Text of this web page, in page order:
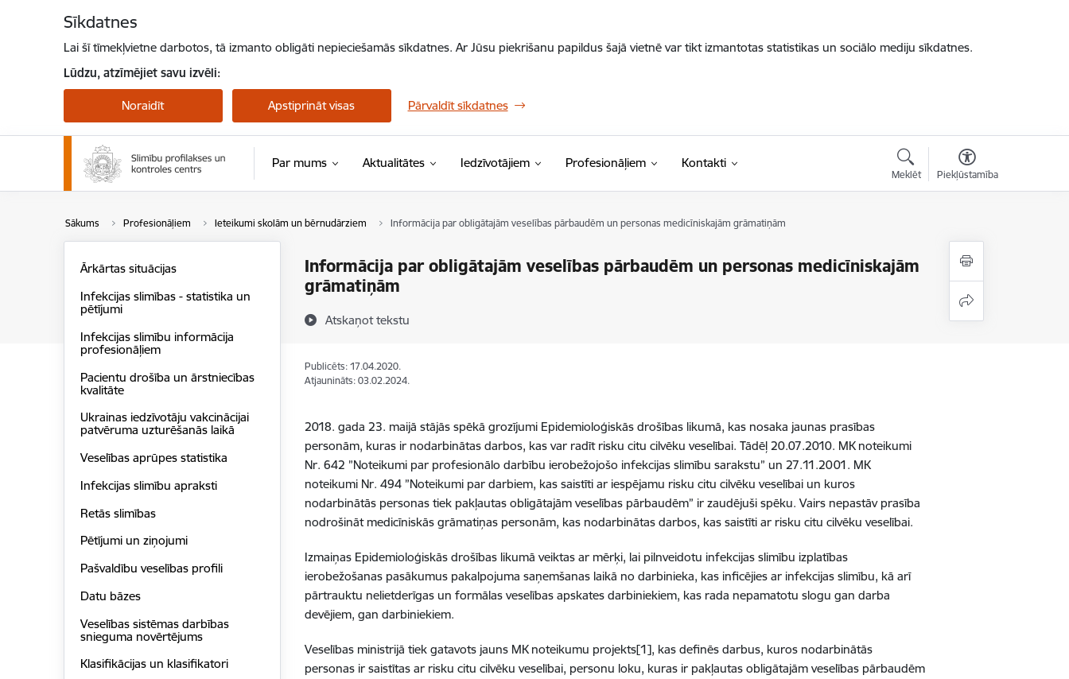
Sīkdatnes
Lai šī tīmekļvietne darbotos, tā izmanto obligāti nepieciešamās sīkdatnes. Ar Jūsu piekrišanu papildus šajā vietnē var tikt izmantotas statistikas un sociālo mediju sīkdatnes.
Lūdzu, atzīmējiet savu izvēli:
Noraidīt Apstiprināt visas Pārvaldīt sīkdatnes
Par mums Aktualitātes Iedzīvotājiem Profesionāļiem Kontakti
Pērtiķu bakas
Meklēt Piekļūstamība
Sākums Profesionāļiem Ieteikumi skolām un bērnudārziem Informācija par obligātajām veselības pārbaudēm un personas medicīniskajām grāmatiņām
Informācija par obligātajām veselības pārbaudēm un personas medicīniskajām
grāmatiņām
Atskaņot tekstu
Ārkārtas situācijas
Infekcijas slimības - statistika un
pētījumi
Infekcijas slimību informācija
profesionāļiem
Pacientu drošība un ārstniecības
kvalitāte
Ukrainas iedzīvotāju vakcinācijai
patvēruma uzturēšanās laikā
Veselības aprūpes statistika
Infekcijas slimību apraksti
Retās slimības
Pētījumi un ziņojumi
Pašvaldību veselības profili
Datu bāzes
Veselības sistēmas darbības
snieguma novērtējums
Klasifikācijas un klasifikatori
Publicēts: 17.04.2020.
Atjaunināts: 03.02.2024.
2018. gada 23. maijā stājās spēkā grozījumi Epidemioloģiskās drošības likumā, kas nosaka jaunas prasības
personām, kuras ir nodarbinātas darbos, kas var radīt risku citu cilvēku veselībai. Tādēļ 20.07.2010. MK noteikumi
Nr. 642 ”Noteikumi par profesionālo darbību ierobežojošo infekcijas slimību sarakstu” un 27.11.2001. MK
noteikumi Nr. 494 ”Noteikumi par darbiem, kas saistīti ar iespējamu risku citu cilvēku veselībai un kuros
nodarbinātās personas tiek pakļautas obligātajām veselības pārbaudēm” ir zaudējuši spēku. Vairs nepastāv prasība
nodrošināt medicīniskās grāmatiņas personām, kas nodarbinātas darbos, kas saistīti ar risku citu cilvēku veselībai.
Izmaiņas Epidemioloģiskās drošības likumā veiktas ar mērķi, lai pilnveidotu infekcijas slimību izplatības
ierobežošanas pasākumus pakalpojuma saņemšanas laikā no darbinieka, kas inficējies ar infekcijas slimību, kā arī
pārtrauktu nelietderīgas un formālas veselības apskates darbiniekiem, kas rada nepamatotu slogu gan darba
devējiem, gan darbiniekiem.
Veselības ministrijā tiek gatavots jauns MK noteikumu projekts[1], kas definēs darbus, kuros nodarbinātās
personas ir saistītas ar risku citu cilvēku veselībai, personu loku, kuras ir pakļautas obligātajām veselības pārbaudēm